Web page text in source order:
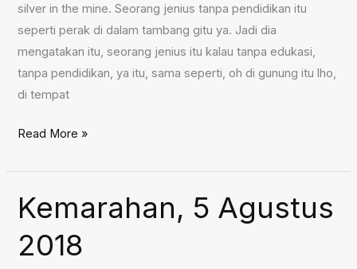
silver in the mine. Seorang jenius tanpa pendidikan itu
seperti perak di dalam tambang gitu ya. Jadi dia
mengatakan itu, seorang jenius itu kalau tanpa edukasi,
tanpa pendidikan, ya itu, sama seperti, oh di gunung itu lho,
di tempat
Menghasilkan
Kebenaran
Kristus,
12
Agustus
Read More »
Kemarahan, 5 Agustus
2018